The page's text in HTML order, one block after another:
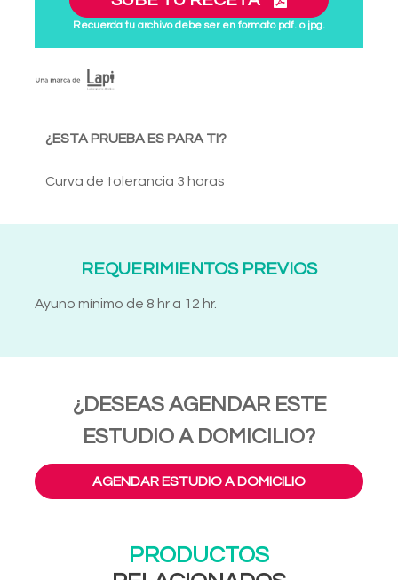
Recuerda tu archivo debe ser en formato pdf. o jpg.
¿ESTA PRUEBA ES PARA TI?
Curva de tolerancia 3 horas
REQUERIMIENTOS PREVIOS
Ayuno mínimo de 8 hr a 12 hr.
¿DESEAS AGENDAR ESTE
ESTUDIO A DOMICILIO?
AGENDAR ESTUDIO A DOMICILIO
PRODUCTOS